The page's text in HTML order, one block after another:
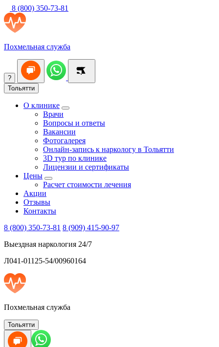
8 (800) 350-73-81
Похмельная служба
?
Тольятти
О клинике
Врачи
Вопросы и ответы
Вакансии
Фотогалерея
Онлайн-запись к наркологу в Тольятти
3D тур по клинике
Лицензии и сертификаты
Цены
Расчет стоимости лечения
Акции
Отзывы
Контакты
8 (800) 350-73-81 8 (909) 415-90-97
Выездная наркология 24/7
Л041-01125-54/00960164
Похмельная служба
Тольятти